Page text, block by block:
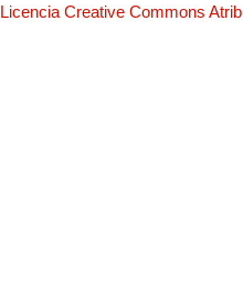
Licencia Creative Commons